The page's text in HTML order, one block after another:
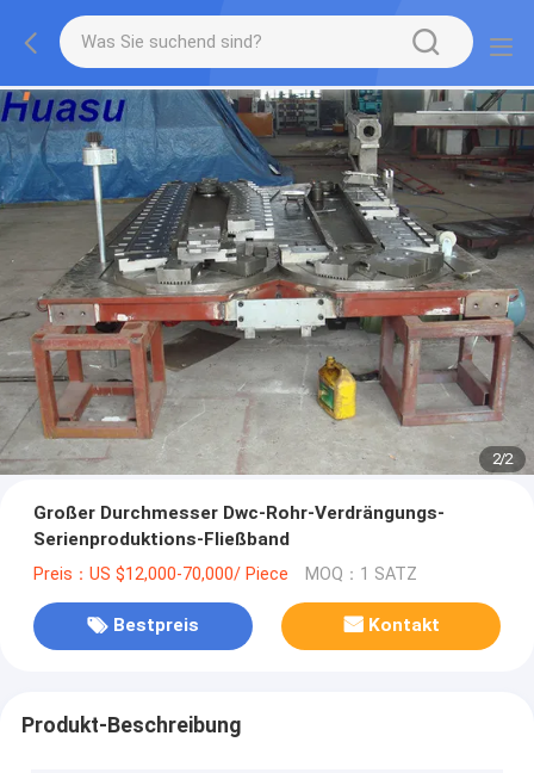
2/2
Großer Durchmesser Dwc-Rohr-Verdrängungs-
Serienproduktions-Fließband
Preis：US $12,000-70,000/ Piece MOQ：1 SATZ
Bestpreis Kontakt
Produkt-Beschreibung